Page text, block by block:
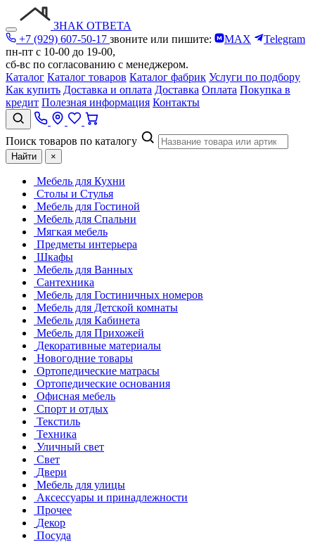
ЗНАК ОТВЕТА
+7 (929) 607-50-17 звоните или пишите: MAX
Telegram
пн-пт с 10-00 до 19-00,
сб-вс по согласованию с менеджером.
Каталог Каталог товаров Каталог фабрик Услуги по подбору
Как купить Доставка и оплата Доставка Оплата Покупка в
кредит Полезная информация Контакты
Поиск товаров по каталогу
Найти ×
Мебель для Кухни
Столы и Стулья
Мебель для Гостиной
Мебель для Спальни
Мягкая мебель
Предметы интерьера
Шкафы
Мебель для Ванных
Сантехника
Мебель для Гостиничных номеров
Мебель для Детской комнаты
Мебель для Кабинета
Мебель для Прихожей
Декоративные материалы
Новогодние товары
Ортопедические матрасы
Ортопедические основания
Офисная мебель
Спорт и отдых
Текстиль
Техника
Уличный свет
Свет
Двери
Мебель для улицы
Аксессуары и принадлежности
Прочее
Декор
Посуда